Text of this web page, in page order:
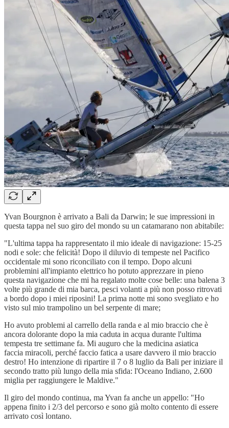
Yvan Bourgnon è arrivato a Bali da Darwin; le sue impressioni in
questa tappa nel suo giro del mondo su un catamarano non abitabile:
"L'ultima tappa ha rappresentato il mio ideale di navigazione: 15-25
nodi e sole: che felicità! Dopo il diluvio di tempeste nel Pacifico
occidentale mi sono riconciliato con il tempo. Dopo alcuni
problemini all'impianto elettrico ho potuto apprezzare in pieno
questa navigazione che mi ha regalato molte cose belle: una balena 3
volte più grande di mia barca, pesci volanti a più non posso ritrovati
a bordo dopo i miei riposini! La prima notte mi sono svegliato e ho
visto sul mio trampolino un bel serpente di mare;
Ho avuto problemi al carrello della randa e al mio braccio che è
ancora dolorante dopo la mia caduta in acqua durante l'ultima
tempesta tre settimane fa. Mi auguro che la medicina asiatica
faccia miracoli, perché faccio fatica a usare davvero il mio braccio
destro! Ho intenzione di ripartire il 7 o 8 luglio da Bali per iniziare il
secondo tratto più lungo della mia sfida: l'Oceano Indiano, 2.600
miglia per raggiungere le Maldive."
Il giro del mondo continua, ma Yvan fa anche un appello: "Ho
appena finito i 2/3 del percorso e sono già molto contento di essere
arrivato così lontano.